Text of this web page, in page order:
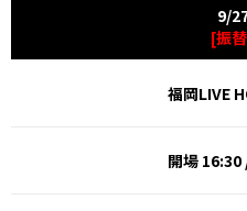
9/
[振
福岡LIVE
開場 16:30